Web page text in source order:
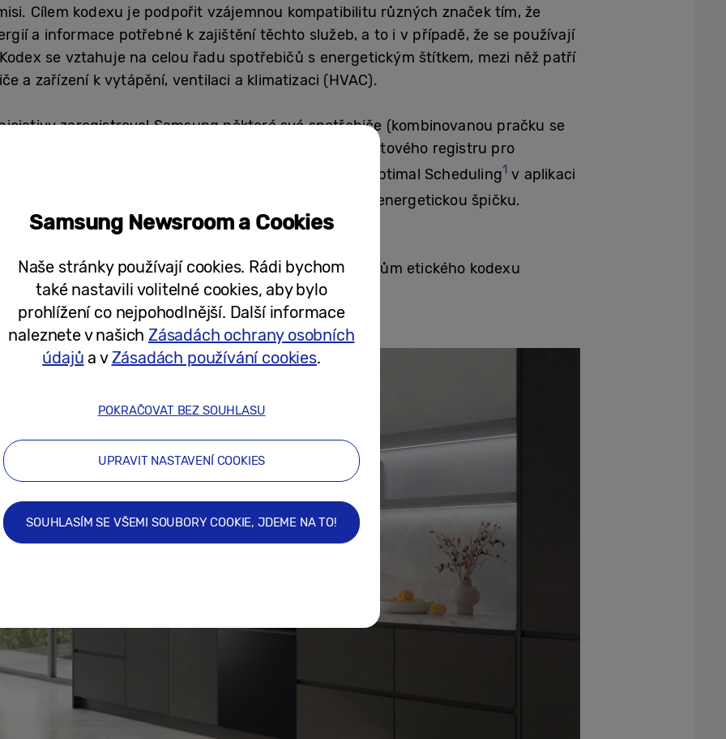
Cílem kodexu je podpořit vzájemnou kompatibilitu různých značek tím, že
a informace potřebné k zajištění těchto služeb, a to i v případě, že se používají
se vztahuje na celou řadu spotřebičů s energetickým štítkem, mezi něž patří
a zařízení k vytápění, ventilaci a klimatizaci (HVAC).
zaregistroval Samsung některé své spotřebiče (kombinovanou pračku se
vyhovují požadavkům kodexu, do Evropského produktového registru pro
energeticky úsporné. Tyto modely podporují funkci Optimal Scheduling1 v aplikaci
můžou naplánovat jejich spuštění na čas mimo energetickou špičku.
monitorovat spotřebu v aplikaci SmartThings.
že postupně rozšíří nabídku produktů, které požadavkům etického kodexu
k úspornému využívání energie.
Samsung Newsroom a Cookies
Naše stránky používají cookies. Rádi bychom
také nastavili volitelné cookies, aby bylo
prohlížení co nejpohodlnější. Další informace
naleznete v našichZásadách ochrany osobních
údajů a vZásadách používání cookies.
POKRAČOVAT BEZ SOUHLASU
UPRAVIT NASTAVENÍ COOKIES
SOUHLASÍM SE VŠEMI SOUBORY COOKIE, JDEME NA TO!